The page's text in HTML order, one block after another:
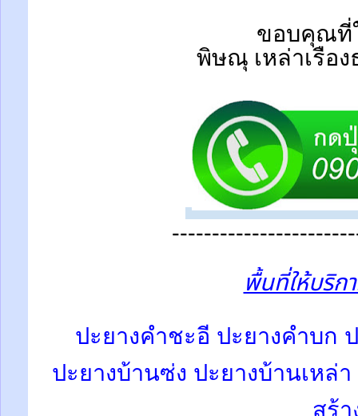
ขอบคุณที่
พิษณุ เหล่าเรือ
พื้นที่ให้บริก
ปะยางคำชะอี ปะยางคำบก
ปะยางบ้านซ่ง ปะยางบ้านเหล่
สร้า